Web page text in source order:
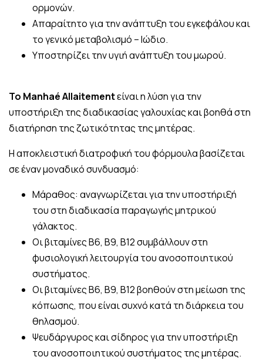
ορμονών.
Απαραίτητο για την ανάπτυξη του εγκεφάλου και
το γενικό μεταβολισμό – Ιώδιο.
Υποστηρίζει την υγιή ανάπτυξη του μωρού.
Το Manhaé Allaitementείναι η λύση για την
υποστήριξη της διαδικασίας γαλουχίας και βοηθά στη
διατήρηση της ζωτικότητας της μητέρας.
Η αποκλειστική διατροφική του φόρμουλα βασίζεται
σε έναν μοναδικό συνδυασμό:
Μάραθος: αναγνωρίζεται για την υποστήριξή
του στη διαδικασία παραγωγής μητρικού
γάλακτος.
Οι βιταμίνες Β6, Β9, Β12 συμβάλλουν στη
φυσιολογική λειτουργία του ανοσοποιητικού
συστήματος.
Οι βιταμίνες Β6, Β9, Β12 βοηθούν στη μείωση της
κόπωσης, που είναι συχνό κατά τη διάρκεια του
θηλασμού.
Ψευδάργυρος και σίδηρος για την υποστήριξη
του ανοσοποιητικού συστήματος της μητέρας.